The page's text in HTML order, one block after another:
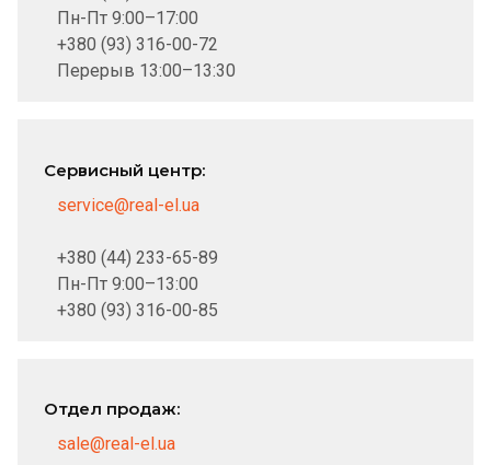
Пн-Пт 9:00–17:00
+380 (93) 316-00-72
Перерыв 13:00–13:30
Сервисный центр:
service@real-el.ua
+380 (44) 233-65-89
Пн-Пт 9:00–13:00
+380 (93) 316-00-85
Отдел продаж:
sale@real-el.ua